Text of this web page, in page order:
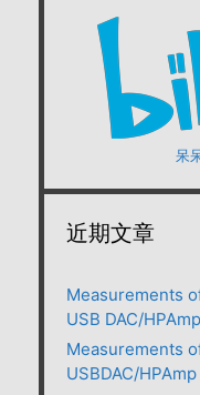
呆
近期文章
Measurements
USB DAC/HPAmp
Measurements
USBDAC/HPAmp